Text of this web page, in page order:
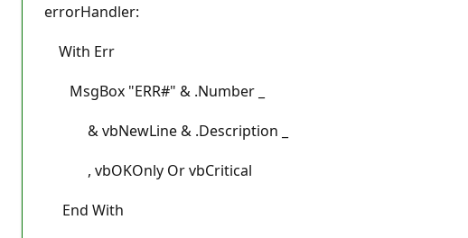
errorHandler:
With Err
MsgBox "ERR#" & .Number _
& vbNewLine & .Description _
, vbOKOnly Or vbCritical
End With